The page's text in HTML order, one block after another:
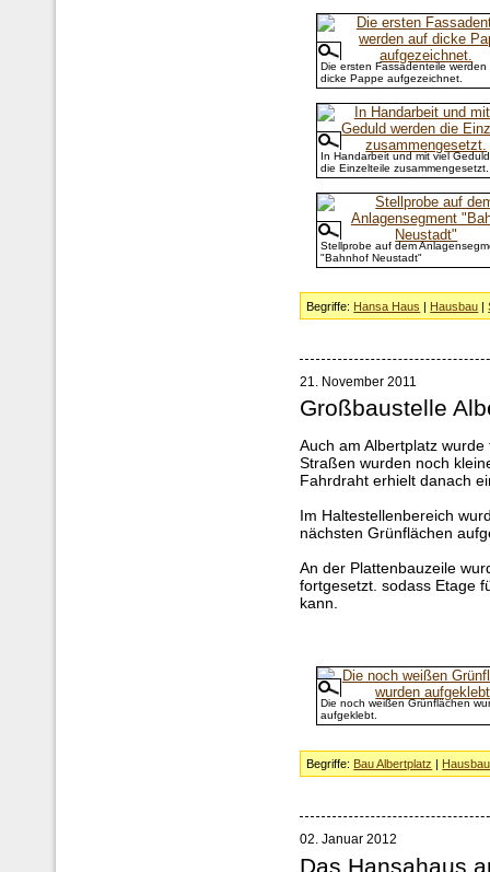
Die ersten Fassadenteile werden
dicke Pappe aufgezeichnet.
In Handarbeit und mit viel
die Einzelteile zusammengesetzt.
Stellprobe auf dem
"Bahnhof Neustadt"
Begriffe: Hansa Haus | Hausbau |
21. November 2011
Großbaustelle
Auch am Albertplatz
Straßen wurden noch
Fahrdraht erhielt danach
Im Haltestellenbereich
nächsten Grünflächen
An der Plattenbauzeile
fortgesetzt. sodass Etage
kann.
Die noch weißen Grünflächen
aufgeklebt.
Begriffe: Bau Albertplatz | Hausbau
02. Januar 2012
Das Hansahaus